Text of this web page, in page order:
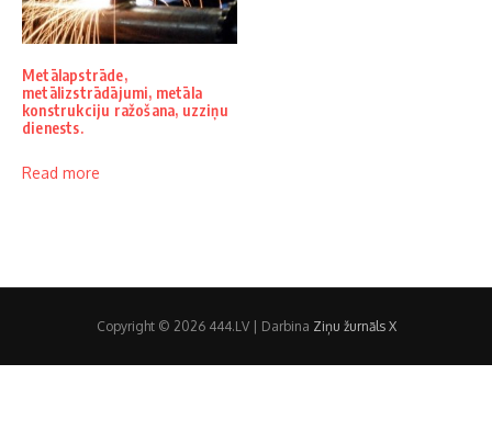
Metālapstrāde,
metālizstrādājumi, metāla
konstrukciju ražošana, uzziņu
dienests.
Read more
Copyright © 2026 444.LV | Darbina Ziņu žurnāls X